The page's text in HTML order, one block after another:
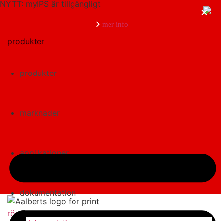
NYTT: myIPS är tillgängligt
mer info
produkter
marknader
applikationer
dokumentation
produkter
rör